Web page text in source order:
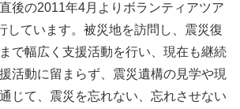
後の2011年4月よりボランティアツア
しています。被災地を訪問し、震災復
で幅広く支援活動を行い、現在も継続
活動に留まらず、震災遺構の見学や現
じて、震災を忘れない、忘れさせない